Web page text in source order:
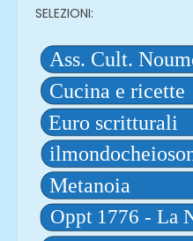
SELEZIONI: